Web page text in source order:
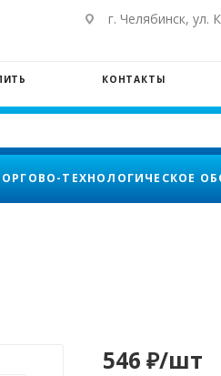
г. Челябинск, ул.
КОНТАКТЫ
ТЕХНОЛОГИЧЕСКОЕ
546 ₽/шт